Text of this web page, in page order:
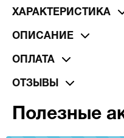
ХАРАКТЕРИСТИКА
ОПИСАНИЕ
ОПЛАТА
ОТЗЫВЫ
Полезные